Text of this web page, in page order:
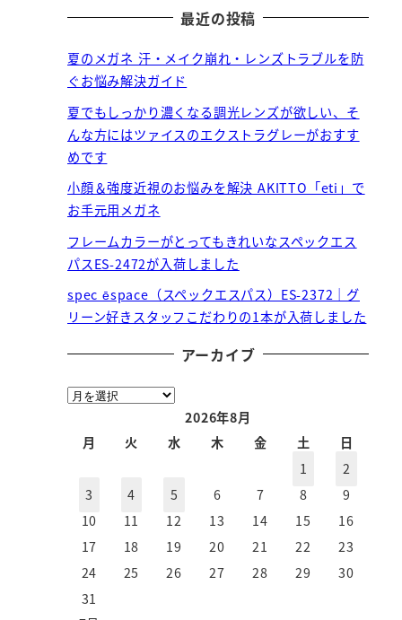
最近の投稿
夏のメガネ 汗・メイク崩れ・レンズトラブルを防
ぐお悩み解決ガイド
夏でもしっかり濃くなる調光レンズが欲しい、そ
んな方にはツァイスのエクストラグレーがおすす
めです
小顔＆強度近視のお悩みを解決 AKITTO「eti」で
お手元用メガネ
フレームカラーがとってもきれいなスペックエス
パスES-2472が入荷しました
spec ēspace（スペックエスパス）ES-2372｜グ
リーン好きスタッフこだわりの1本が入荷しました
アーカイブ
ア
2026年8月
月
火 水 木 金 土
日
1
2
3
4 5 6 7 8
9
10
11 12 13 14 15
16
17
18 19 20 21 22
23
24
25 26 27 28 29
30
31